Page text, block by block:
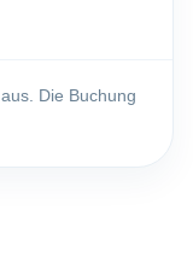
Die Buchung